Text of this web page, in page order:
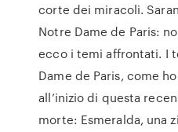
corte dei miracoli.
Notre Dame de Paris:
ecco i temi affrontati. I
Dame de Paris, come
all’inizio di questa
morte: Esmeralda, una